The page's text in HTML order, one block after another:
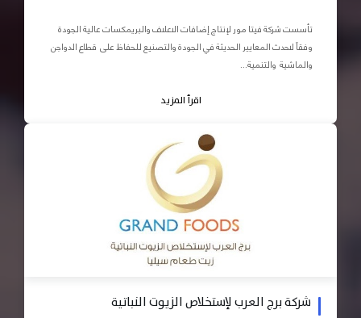
تأسست شركة فيتا مور لإنتاج إضافات الاعلاف والبريمكسات عالية الجودة
وفقاً لاحدث المعايير الحديثة في الجودة والتصنيع للحفاظ على قطاع الدواجن
والماشية والتنمية...
اقرأ المزيد
شركة برج العرب لإستخلاص الزيوت النباتية